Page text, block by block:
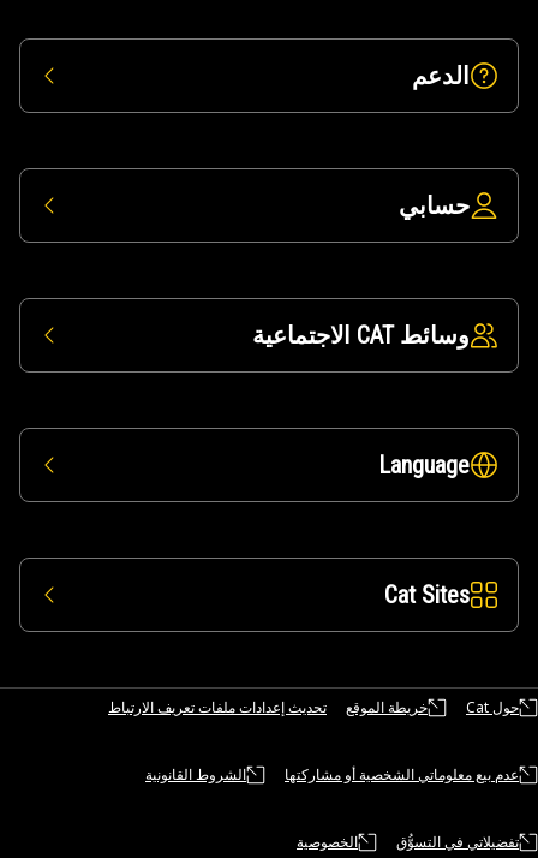
الدعم
حسابي
وسائط CAT الاجتماعية
Language
Cat Sites
حول Cat خريطة الموقع تحديث إعدادات ملفات تعريف الارتباط
عدم بيع معلوماتي الشخصية أو مشاركتها الشروط القانونية
تفضيلاتي في التسوُّق الخصوصية